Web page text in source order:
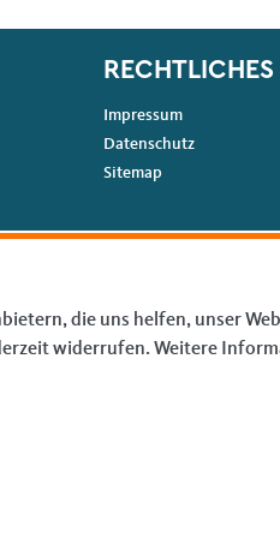
RECHTLICHES
Impressum
Datenschutz
Sitemap
die uns helfen, unser
widerrufen. Weitere